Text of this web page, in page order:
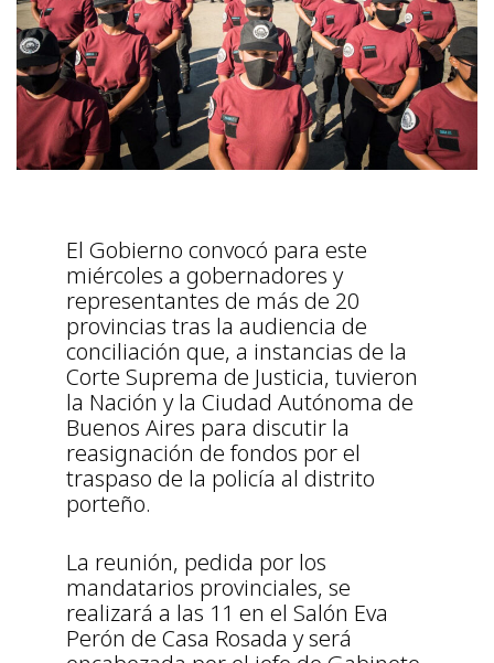
El Gobierno convocó para este
miércoles a gobernadores y
representantes de más de 20
provincias tras la audiencia de
conciliación que, a instancias de la
Corte Suprema de Justicia, tuvieron
la Nación y la Ciudad Autónoma de
Buenos Aires para discutir la
reasignación de fondos por el
traspaso de la policía al distrito
porteño.
La reunión, pedida por los
mandatarios provinciales, se
realizará a las 11 en el Salón Eva
Perón de Casa Rosada y será